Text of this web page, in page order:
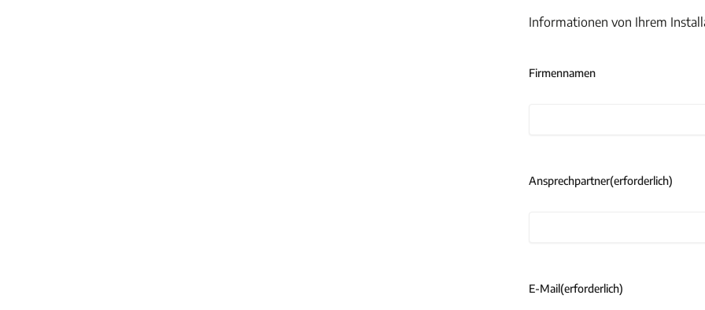
Informationen von Ihrem
Firmennamen
Ansprechpartner(erforderlich)
E-Mail(erforderlich)